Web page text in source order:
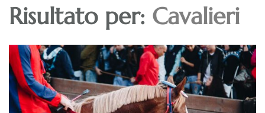
Risultato per: Cavalieri